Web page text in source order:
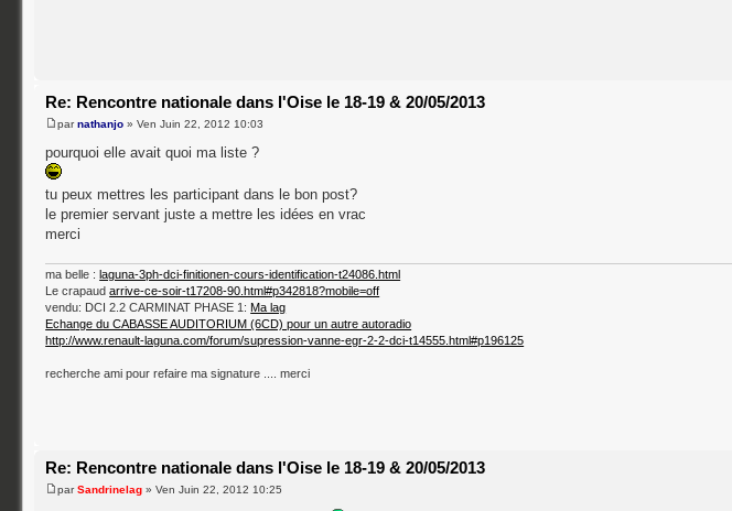
Re: Rencontre nationale dans l'Oise le 18-19 & 20/05/2013
parnathanjo » Ven Juin 22, 2012 10:03
pourquoi elle avait quoi ma liste ?
tu peux mettres les participant dans le bon post?
le premier servant juste a mettre les idées en vrac
merci
ma belle : laguna-3ph-dci-finitionen-cours-identification-t24086.html
Le crapaudarrive-ce-soir-t17208-90.html#p342818?mobile=off
vendu: DCI 2.2 CARMINAT PHASE 1: Ma lag
Echange du CABASSE AUDITORIUM (6CD) pour un autre autoradio
http://www.renault-laguna.com/forum/supression-vanne-egr-2-2-dci-t14555.html#p196125
recherche ami pour refaire ma signature .... merci
Re: Rencontre nationale dans l'Oise le 18-19 & 20/05/2013
parSandrinelag » Ven Juin 22, 2012 10:25